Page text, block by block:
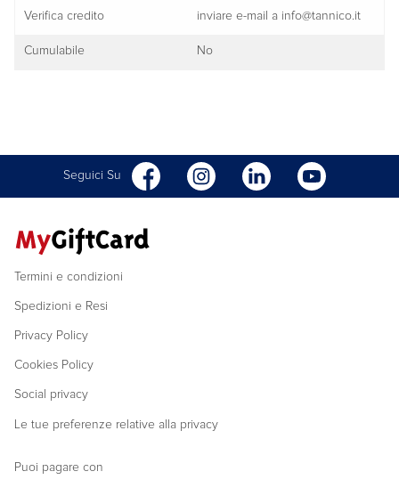
Verifica credito inviare e-mail a info@tannico.it
Cumulabile No
Seguici Su
Termini e condizioni
Spedizioni e Resi
Privacy Policy
Cookies Policy
Social privacy
Le tue preferenze relative alla privacy
Puoi pagare con